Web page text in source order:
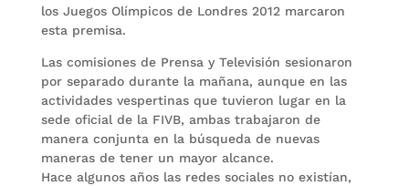
los Juegos Olímpicos de Londres 2012 marcaron
esta premisa.
Las comisiones de Prensa y Televisión sesionaron
por separado durante la mañana, aunque en las
actividades vespertinas que tuvieron lugar en la
sede oficial de la FIVB, ambas trabajaron de
manera conjunta en la búsqueda de nuevas
maneras de tener un mayor alcance.
Hace algunos años las redes sociales no existían,